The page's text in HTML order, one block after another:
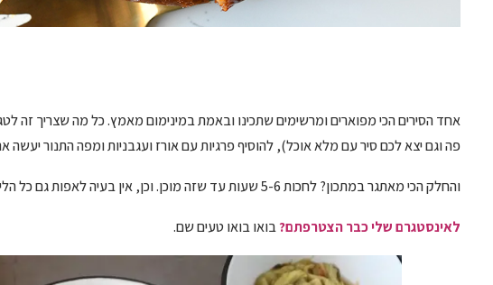
אחד הסירים הכי מפוארים ומרשימים שתכינו ובאמת במינימום מאמץ. כל מה שצריך זה
פה וגם יצא לכם סיר עם מלא אוכל), להוסיף פרגיות עם אורז ועגבניות ומפה התנור יעשה
והחלק הכי מאתגר במתכון? לחכות 5-6 שעות עד שזה מוכן. וכן, אין בעיה לאפות גם כל הלילה.
לאינסטגרם שלי כבר הצטרפתם?בואו בואו טעים שם.